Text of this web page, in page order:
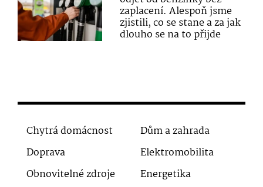
zaplacení. Alespoň jsme
zjistili, co se stane a za jak
dlouho se na to přijde
Chytrá domácnost
Dům a zahrada
Doprava
Elektromobilita
Obnovitelné zdroje
Energetika